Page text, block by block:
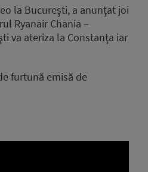
la Bucureşti, a anunţat joi
Ryanair Chania –
va ateriza la Constanţa iar
furtună emisă de